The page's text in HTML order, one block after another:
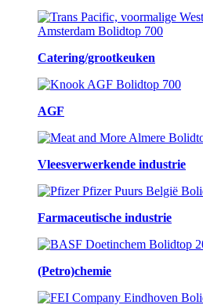
Catering/grootkeuken
AGF
Vleesverwerkende industrie
Farmaceutische industrie
(Petro)chemie